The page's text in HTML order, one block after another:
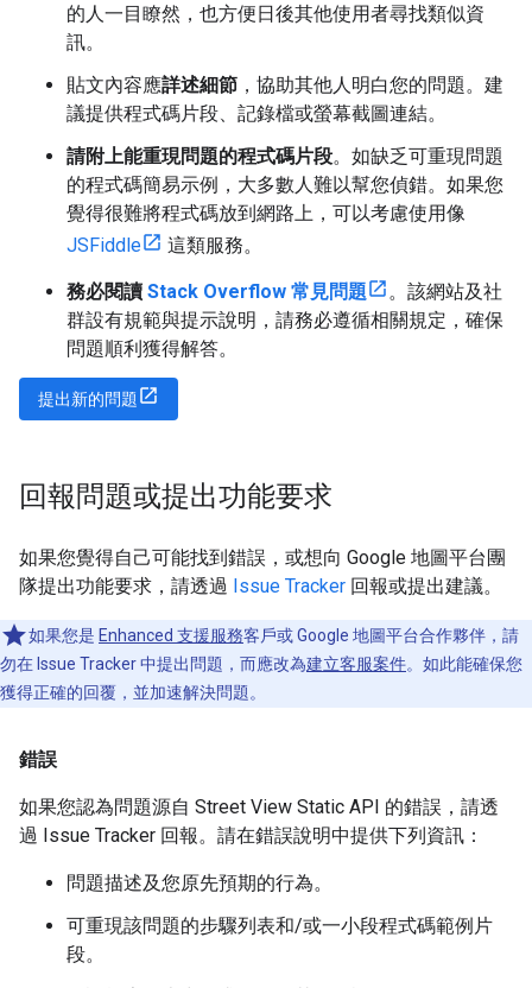
的人一目瞭然，也方便日後其他使用者尋找類似資
訊。
貼文內容應詳述細節 ，協助其他人明白您的問題。建
議提供程式碼片段、記錄檔或螢幕截圖連結。
請附上能重現問題的程式碼片段。如缺乏可重現問題
的程式碼簡易示例，大多數人難以幫您偵錯。如果您
覺得很難將程式碼放到網路上，可以考慮使用像
JSFiddle
這類服務。
務必閱讀 Stack Overflow 常見問題
。該網站及社
群設有規範與提示說明，請務必遵循相關規定，確保
問題順利獲得解答。
提出新的問題
回報問題或提出功能要求
如果您覺得自己可能找到錯誤，或想向 Google 地圖平台團
隊提出功能要求，請透過 Issue Tracker 回報或提出建議。
如果您是 Enhanced 支援服務客戶或 Google 地圖平台合作夥伴，請
勿在 Issue Tracker 中提出問題，而應改為建立客服案件。如此能確保您
獲得正確的回覆，並加速解決問題。
錯誤
如果您認為問題源自 Street View Static API 的錯誤，請透
過 Issue Tracker 回報。請在錯誤說明中提供下列資訊：
問題描述及您原先預期的行為。
可重現該問題的步驟列表和/或一小段程式碼範例片
段。